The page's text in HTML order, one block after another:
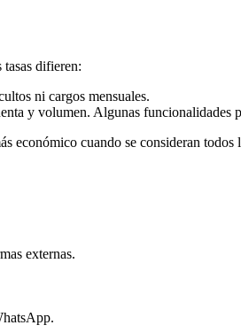
difieren:
ni cargos mensuales.
y volumen. Algunas funcionalidades
económico cuando se consideran todos
externas.